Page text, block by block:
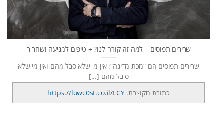
שרירים תפוסים – למה זה קורה לנו? + טיפים למניעה ושחרור
שרירים תפוסים הם “מכת מדינה”: אין מי שלא סבל מהם ואין מי שלא
סובל מהם [...]
כתובת מקוצרת: https://lowc0st.co.il/LCY